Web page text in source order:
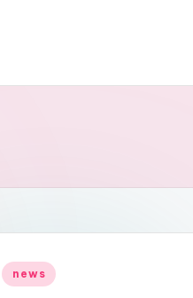
Posted
news